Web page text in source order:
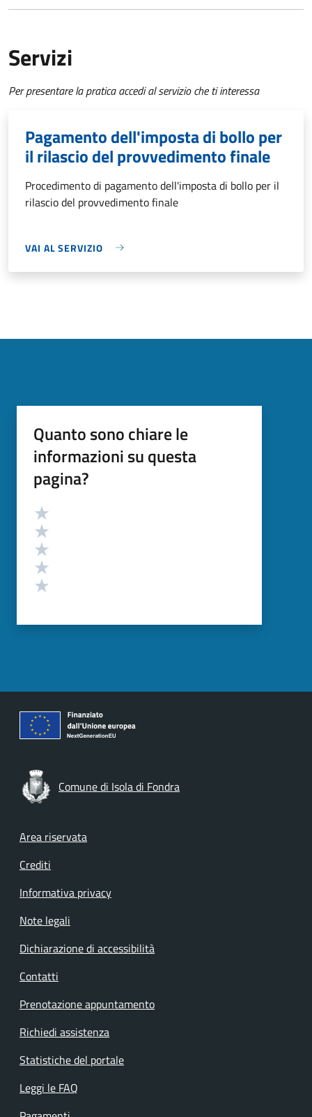
Servizi
Per presentare la pratica accedi al servizio che ti interessa
Pagamento dell'imposta di bollo per
il rilascio del provvedimento finale
Procedimento di pagamento dell'imposta di bollo per il
rilascio del provvedimento finale
VAI AL SERVIZIO
Quanto sono chiare le
informazioni su questa
pagina?
Valutazione
Comune di Isola di Fondra
Footer menu
Area riservata
Crediti
Informativa privacy
Note legali
Dichiarazione di accessibilità
Contatti
Prenotazione appuntamento
Richiedi assistenza
Statistiche del portale
Leggi le FAQ